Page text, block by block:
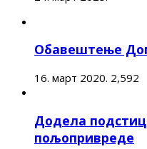
Обавештење
16. март 2020. 2,592
Додела
пољопривреде